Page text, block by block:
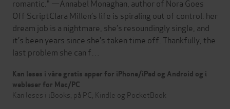
romantic." —Annabel Monaghan, author of Nora Goes
Off ScriptClara Millen’s life is spiraling out of control: her
dream job is a nightmare, she’s resoundingly single, and
it’s been years since she’s taken time off. Thankfully, the
last problem she can f…
Kan leses i våre gratis apper for iPhone/iPad og Android og i
webleser for Mac/PC
Kan leses i iBooks, på PC, Kindle og PocketBook